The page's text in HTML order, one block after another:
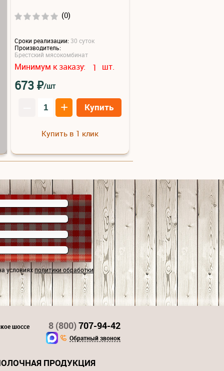
(0)
Сроки реализации: 30 суток
Производитель:
Брестский мясокомбинат
Минимум к заказу: 1 шт.
673₽/шт
+ Купить
Купить в 1 клик
условияхполитики обработки
шоссе 8 (800)707-94-42
Обратный звонок
ПРОДУКЦИЯ